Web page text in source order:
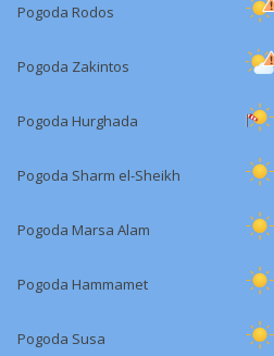
Pogoda Rodos
Pogoda Zakintos
Pogoda Hurghada
Pogoda Sharm el-Sheikh
Pogoda Marsa Alam
Pogoda Hammamet
Pogoda Susa